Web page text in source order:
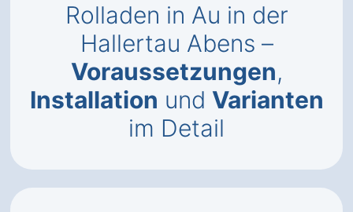
Rolladen in Au in der
Hallertau Abens –
Voraussetzungen,
Installation und Varianten
im Detail